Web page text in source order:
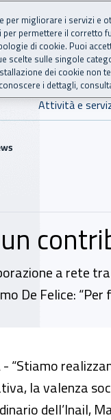
Attività e
un
a rete
De Felice:
un
- “Stiamo
la valenza
dell’Inail,
per migliorare i servizi e
permettere il corretto
di cookie. Puoi
scelte sulle singole
dei cookie non
i dettagli,